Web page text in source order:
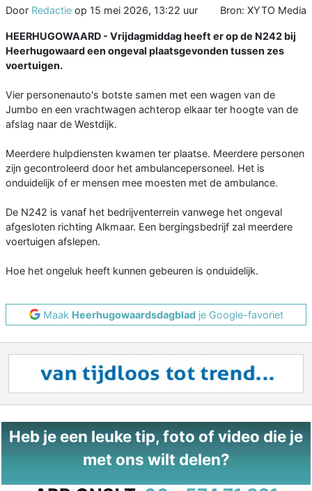
Door Redactie op 15 mei 2026, 13:22 uur Bron: XYTO Media
HEERHUGOWAARD - Vrijdagmiddag heeft er op de N242 bij
Heerhugowaard een ongeval plaatsgevonden tussen zes
voertuigen.
Vier personenauto's botste samen met een wagen van de
Jumbo en een vrachtwagen achterop elkaar ter hoogte van de
afslag naar de Westdijk.
Meerdere hulpdiensten kwamen ter plaatse. Meerdere personen
zijn gecontroleerd door het ambulancepersoneel. Het is
onduidelijk of er mensen mee moesten met de ambulance.
De N242 is vanaf het bedrijventerrein vanwege het ongeval
afgesloten richting Alkmaar. Een bergingsbedrijf zal meerdere
voertuigen afslepen.
Hoe het ongeluk heeft kunnen gebeuren is onduidelijk.
Maak Heerhugowaardsdagbladje Google-favoriet
Heb je een leuke tip, foto of video die je
met ons wilt delen?